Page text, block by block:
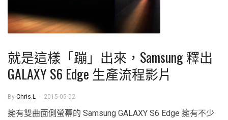
就是這樣「蹦」出來，Samsung 釋出
GALAXY S6 Edge 生產流程影片
By Chris.L 2015-05-02
擁有雙曲面側螢幕的 Samsung GALAXY S6 Edge 擁有不少